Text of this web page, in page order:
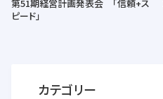
第51期経営計画発表会 「信頼+ス
ピード」
カテゴリー